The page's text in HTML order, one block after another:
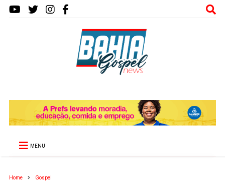
MENU
Home Gospel